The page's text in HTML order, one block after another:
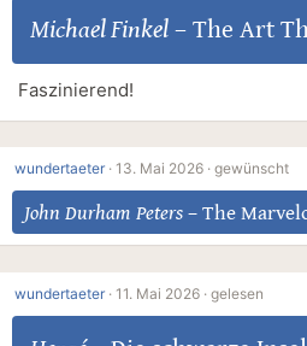
Michael Finkel– The Art
Faszinierend!
wundertaeter · 13. Mai 2026 · gewünscht
John Durham Peters – The
wundertaeter · 11. Mai 2026 · gelesen